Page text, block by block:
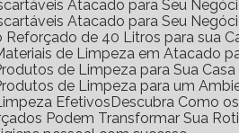
Atacado para Seu
Atacado para Seu
Reforçado de 40 Litros para sua
de Limpeza em Atacado
de Limpeza para Sua
de Limpeza para um
Efetivos
Descubra Como
Podem Transformar Sua